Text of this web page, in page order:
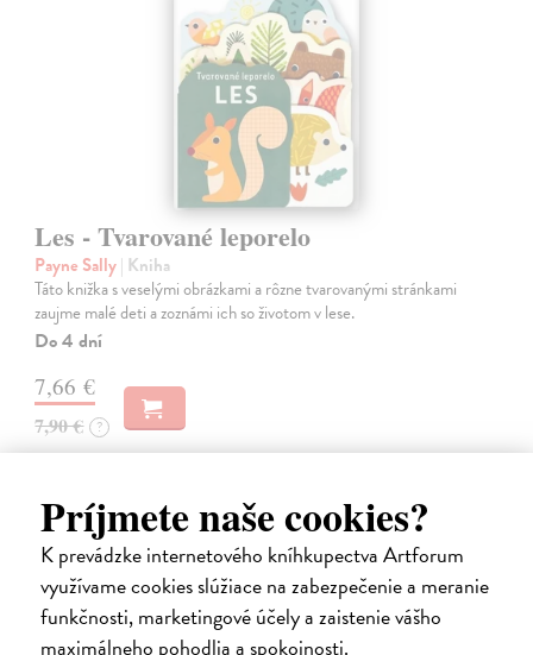
Príjmete naše cookies?
K prevádzke internetového kníhkupectva Artforum
využívame cookies slúžiace na zabezpečenie a meranie
funkčnosti, marketingové účely a zaistenie vášho
maximálneho pohodlia a spokojnosti.
Les - Tvarované leporelo
Payne Sally| Kniha
Táto knižka s veselými obrázkami a rôzne tvarovanými stránkami
zaujme malé deti a zoznámi ich so životom v lese.
Do 4 dní
7,66 €
7,90 € ?
na sklade